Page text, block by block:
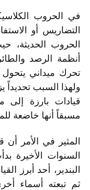
في الحروب
التضاريس أو
الحروب الحديثة،
أنظمة الرصد
تحرك ميداني
ولهذا السبب تحديداً
قيادات بارزة
مسبقاً أنها خاضعة
المثير في الأمر أن
السنوات الأخيرة
ثم تبعته أسماء